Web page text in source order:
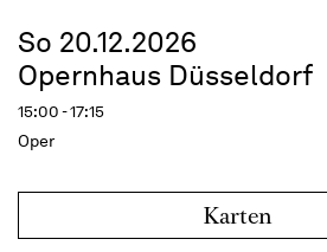
So 20.12.2026
Opernhaus Düsseldorf
15:00 - 17:15
Oper
Karten